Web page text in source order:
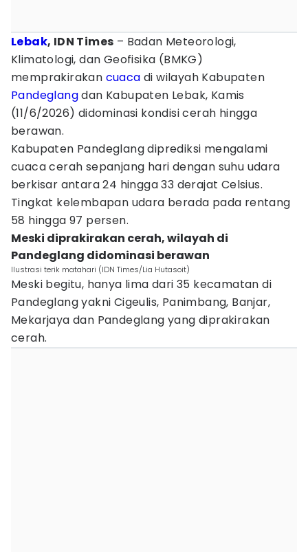
Lebak, IDN Times – Badan Meteorologi,
Klimatologi, dan Geofisika (BMKG)
memprakirakan cuaca di wilayah Kabupaten
Pandeglangdan Kabupaten Lebak, Kamis
(11/6/2026) didominasi kondisi cerah hingga
berawan.
Kabupaten Pandeglang diprediksi mengalami
cuaca cerah sepanjang hari dengan suhu udara
berkisar antara 24 hingga 33 derajat Celsius.
Tingkat kelembapan udara berada pada rentang
58 hingga 97 persen.
Meski diprakirakan cerah, wilayah di
Pandeglang didominasi berawan
Ilustrasi terik matahari (IDN Times/Lia Hutasoit)
Meski begitu, hanya lima dari 35 kecamatan di
Pandeglang yakni Cigeulis, Panimbang, Banjar,
Mekarjaya dan Pandeglang yang diprakirakan
cerah.